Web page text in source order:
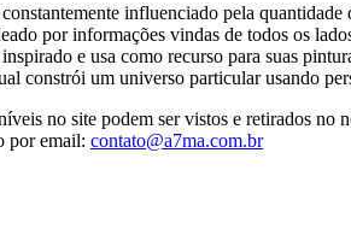
influenciado pela
por informações vindas de todos os
e usa como recurso para suas
constrói um universo particular usando
no site podem ser vistos e retirados
por email: contato@a7ma.com.br